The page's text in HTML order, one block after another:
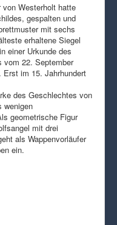
von Westerholt hatte
gespalten und
mit sechs
erhaltene Siegel
einer Urkunde des
vom 22. September
Erst im 15. Jahrhundert
des Geschlechtes von
wenigen
geometrische Figur
mit drei
als Wappenvorläufer
ein.